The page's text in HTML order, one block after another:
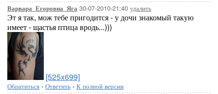
Варвара_Егоровна_Яга 30-07-2010-21:40 удалить
Эт я так, мож тебе пригодится - у дочи знакомый такую
имеет - щастья птица вродь...)))
[525x699]
Обратиться - Ответить - К полной версии